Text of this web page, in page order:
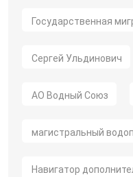
Государственная
Сергей Ульдинович
АО Водный Союз
магистральный
Навигатор